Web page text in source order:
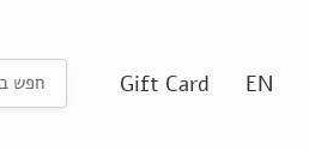
EN
Gift Card